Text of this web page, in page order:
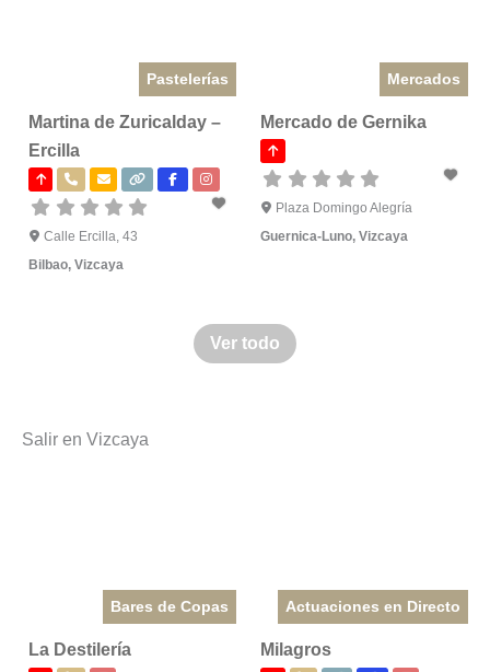
Pastelerías
Martina de Zuricalday –
Ercilla
Calle Ercilla, 43
Bilbao, Vizcaya
Mercados
Mercado de Gernika
Plaza Domingo Alegría
Guernica-Luno,Vizcaya
Ver todo
Salir en Vizcaya
Bares de Copas
La Destilería
Actuaciones en Directo
Milagros